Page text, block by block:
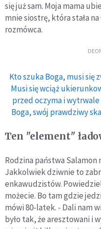
się już sam. Moja mama
mnie siostrę, która stała
rozmówca.
Kto szuka Boga, musi się
Musi się wciąż
przed oczyma i
Boga, swój prawdziwy
Ten "element"
Rodzina państwa Salamon
Jakkolwiek dziwnie to
enkawudzistów.
możecie. Bo tam gdzie
mówi 80-latek. - Dali nam
było tak, że aresztowani i